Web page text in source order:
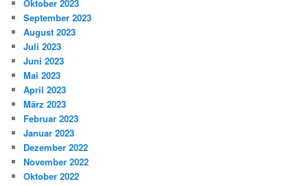
Oktober 2023
September 2023
August 2023
Juli 2023
Juni 2023
Mai 2023
April 2023
März 2023
Februar 2023
Januar 2023
Dezember 2022
November 2022
Oktober 2022